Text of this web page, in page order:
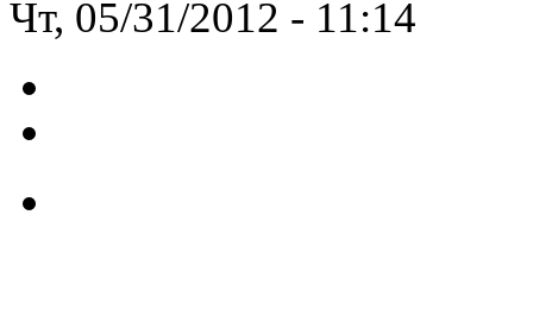
Чт, 05/31/2012 - 11:14